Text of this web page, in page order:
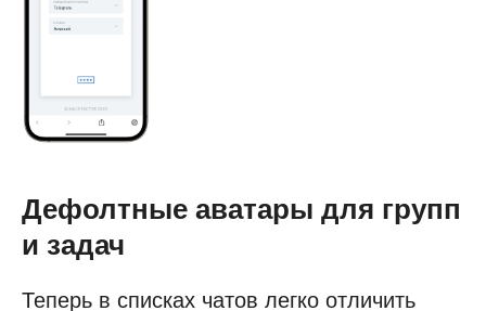
Дефолтные аватары для групп
и задач
Теперь в списках чатов легко отличить